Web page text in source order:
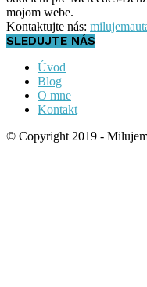
mojom webe.
Kontaktujte nás:
SLEDUJTE NÁS
Úvod
Blog
O mne
Kontakt
© Copyright 2019 -